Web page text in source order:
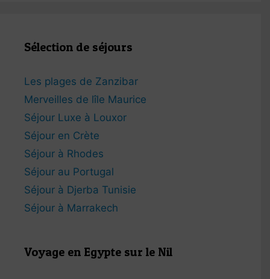
Sélection de séjours
Les plages de Zanzibar
Merveilles de lîle Maurice
Séjour Luxe à Louxor
Séjour en Crète
Séjour à Rhodes
Séjour au Portugal
Séjour à Djerba Tunisie
Séjour à Marrakech
Voyage en Egypte sur le Nil